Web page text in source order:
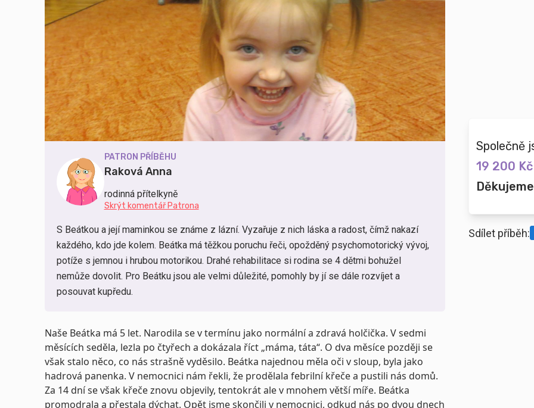
PATRON PŘÍBĚHU
Raková Anna
rodinná přítelkyně
Skrýt komentář Patrona
S Beátkou a její maminkou se známe z lázní. Vyzařuje z nich láska a radost, čímž nakazí
každého, kdo jde kolem. Beátka má těžkou poruchu řeči, opožděný psychomotorický vývoj,
potíže s jemnou i hrubou motorikou. Drahé rehabilitace si rodina se 4 dětmi bohužel
nemůže dovolit. Pro Beátku jsou ale velmi důležité, pomohly by jí se dále rozvíjet a
posouvat kupředu.
Společně
19 200 Kč
Sdílet příběh:
Naše Beátka má 5 let. Narodila se v termínu jako normální a zdravá holčička. V sedmi
měsících seděla, lezla po čtyřech a dokázala říct „máma, táta“. O dva měsíce později se
však stalo něco, co nás strašně vyděsilo. Beátka najednou měla oči v sloup, byla jako
hadrová panenka. V nemocnici nám řekli, že prodělala febrilní křeče a pustili nás domů.
Za 14 dní se však křeče znovu objevily, tentokrát ale v mnohem větší míře. Beátka
promodrala a přestala dýchat. Opět jsme skončili v nemocnici, odkud nás po dvou dnech